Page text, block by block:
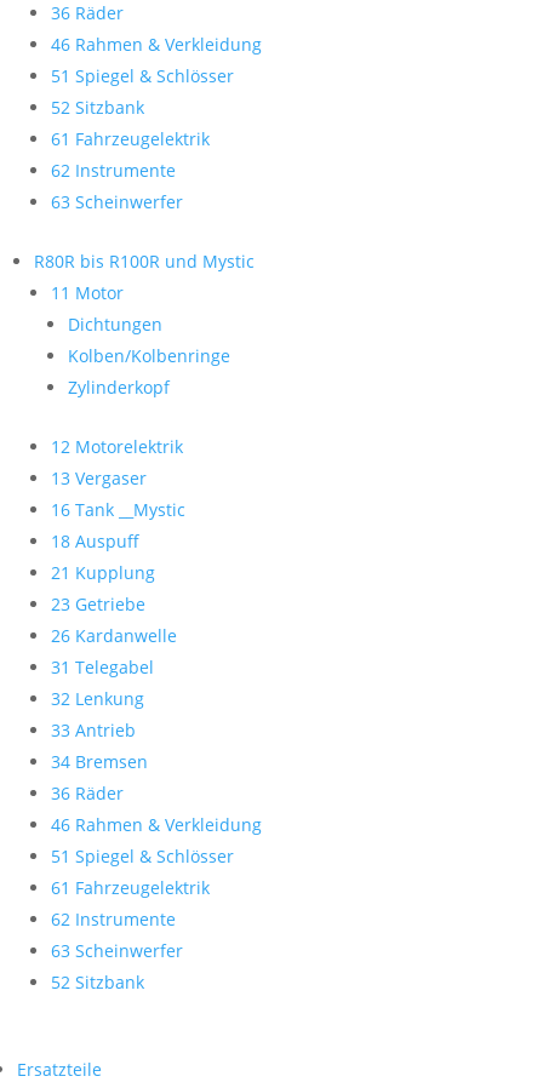
36 Räder
46 Rahmen & Verkleidung
51 Spiegel & Schlösser
52 Sitzbank
61 Fahrzeugelektrik
62 Instrumente
63 Scheinwerfer
R80R bis R100R und Mystic
11 Motor
Dichtungen
Kolben/Kolbenringe
Zylinderkopf
12 Motorelektrik
13 Vergaser
16 Tank __Mystic
18 Auspuff
21 Kupplung
23 Getriebe
26 Kardanwelle
31 Telegabel
32 Lenkung
33 Antrieb
34 Bremsen
36 Räder
46 Rahmen & Verkleidung
51 Spiegel & Schlösser
61 Fahrzeugelektrik
62 Instrumente
63 Scheinwerfer
52 Sitzbank
Ersatzteile